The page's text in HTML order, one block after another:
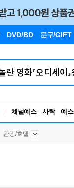
DVD/BD 문구/GIFT
채널예스 사락 예
관광/호텔